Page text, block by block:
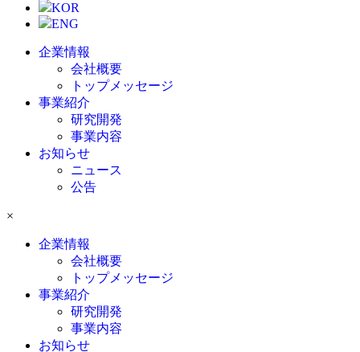
KOR
ENG
企業情報
会社概要
トップメッセージ
事業紹介
研究開発
事業内容
お知らせ
ニュース
公告
×
企業情報
会社概要
トップメッセージ
事業紹介
研究開発
事業内容
お知らせ